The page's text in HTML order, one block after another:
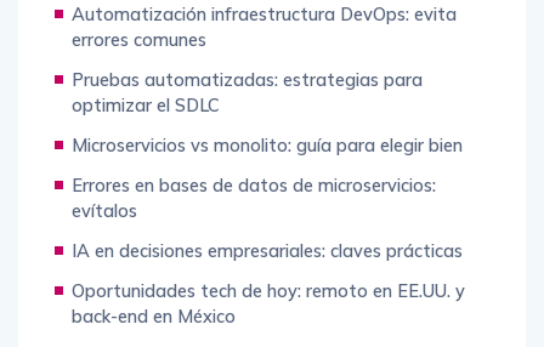
Automatización infraestructura DevOps: evita
Pruebas automatizadas: estrategias para
Errores en bases de datos de microservicios:
Oportunidades tech de hoy: remoto en EE.UU. y